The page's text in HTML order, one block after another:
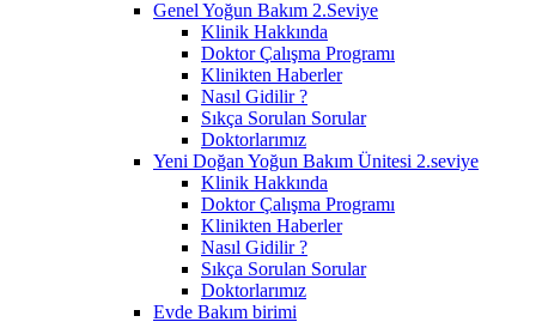
Genel Yoğun Bakım 2.Seviye
Klinik Hakkında
Doktor Çalışma Programı
Klinikten Haberler
Nasıl Gidilir ?
Sıkça Sorulan Sorular
Doktorlarımız
Yeni Doğan Yoğun Bakım Ünitesi 2.seviye
Klinik Hakkında
Doktor Çalışma Programı
Klinikten Haberler
Nasıl Gidilir ?
Sıkça Sorulan Sorular
Doktorlarımız
Evde Bakım birimi